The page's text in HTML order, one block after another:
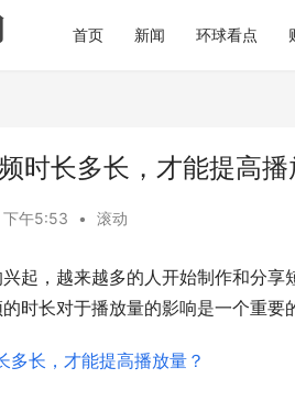
首页 新闻 环球看点
时长多长，才能提高播
午5:53 • 滚动
起，越来越多的人开始制作和分
时长对于播放量的影响是一个重